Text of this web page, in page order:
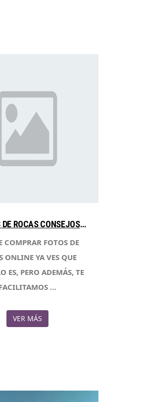
➤ FOTOS DE ROCAS CONSEJOS AL COMPRAR CON LIBRERIAESOTERICA.NET
COMPRAR FOTOS DE
ONLINE YA VES QUE
ES, PERO ADEMÁS, TE
…
VER MÁS